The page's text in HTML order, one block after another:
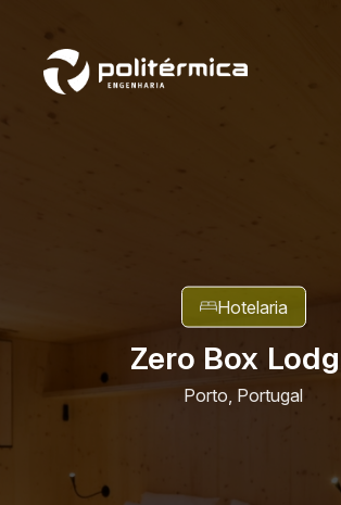
Hotelaria
Zero Box
Porto, Portugal